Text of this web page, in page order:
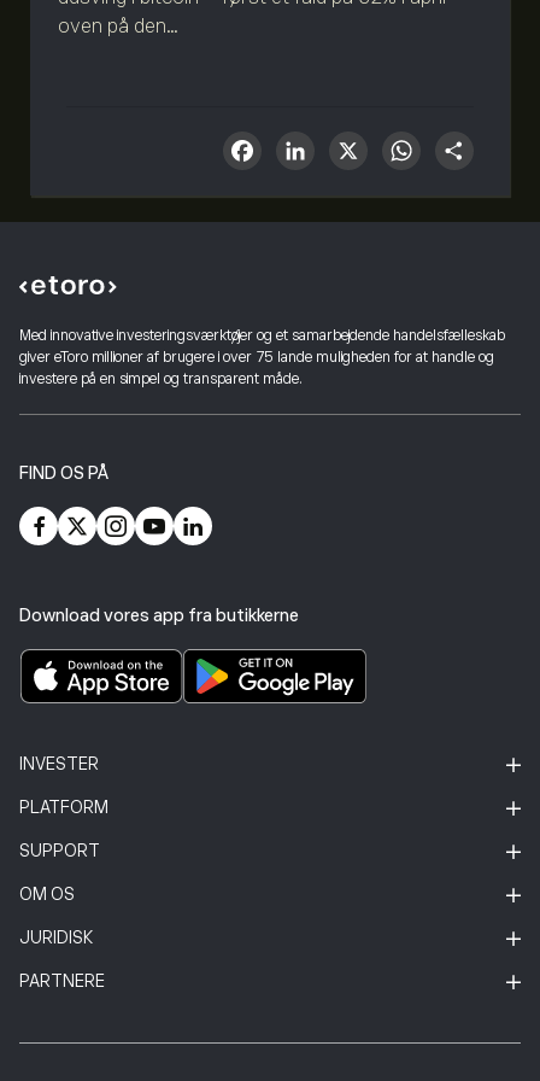
oven på den...
Facebook
LinkedIn
X
Med innovative investeringsværktøjer og et samarbejdende handelsfælleskab
giver eToro millioner af brugere i over 75 lande muligheden for at handle og
investere på en simpel og transparent måde.
FIND OS PÅ
Download vores app fra butikkerne
INVESTER
PLATFORM
SUPPORT
OM OS
JURIDISK
PARTNERE